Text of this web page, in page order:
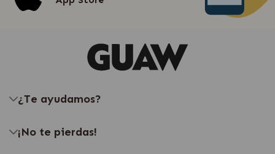
¿Te ayudamos?
¡No te pierdas!